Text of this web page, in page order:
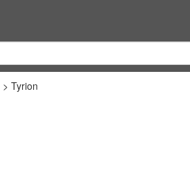
Tyrion